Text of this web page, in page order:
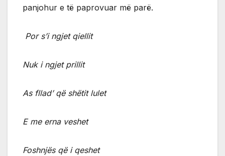
panjohur e të paprovuar më parë.
Por s’i ngjet qiellit
Nuk i ngjet prillit
As fllad’ që shëtit lulet
E me erna veshet
Foshnjës që i qeshet